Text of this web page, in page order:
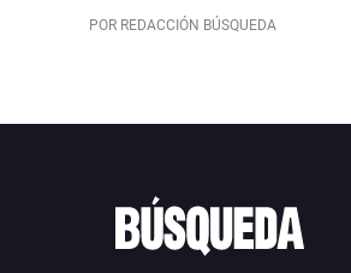
POR REDACCIÓN BÚSQUEDA